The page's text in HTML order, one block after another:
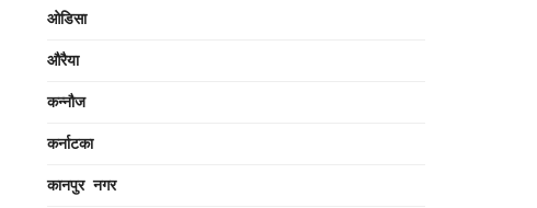
ओडिसा
औरैया
कन्नौज
कर्नाटका
कानपुर नगर